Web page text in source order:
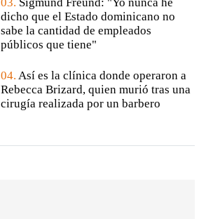
dicho que el Estado dominicano no
sabe la cantidad de empleados
públicos que tiene"
04. Así es la clínica donde operaron a
Rebecca Brizard, quien murió tras una
cirugía realizada por un barbero